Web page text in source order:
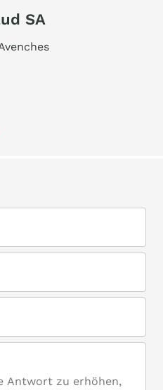
SA